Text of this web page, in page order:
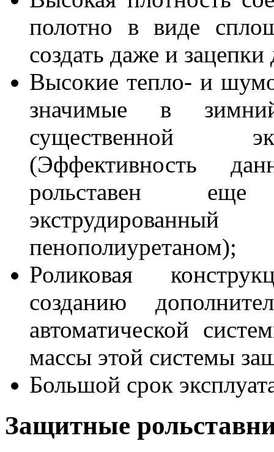
полотно в виде
создать даже и зацепки
Высокие тепло- и
значимые в
существенной
(Эффективность
рольставен еще
пенополиуретаном);
Роликовая
созданию
автоматической
массы этой системы
Большой срок
Защитные